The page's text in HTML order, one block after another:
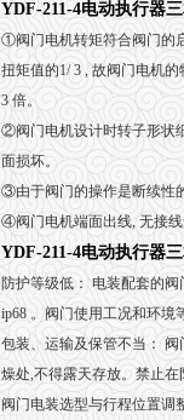
YDF-211-4电动执行器
①阀门电机转矩符合阀门的
扭矩值的1/ 3 , 故阀门电机
3 倍。
②阀门电机设计时转子形状
面损坏。
③由于阀门的操作是断续性
④阀门电机端面出线, 无接线
YDF-211-4电动执行器
防护等级低： 电装配套的阀
ip68 。阀门使用工况和环境
包装、运输及保管不当：
燥处,不得露天存放。禁止在
阀门电装选型与行程位置调